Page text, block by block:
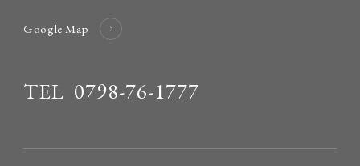
Google Map
TEL 0798-76-1777